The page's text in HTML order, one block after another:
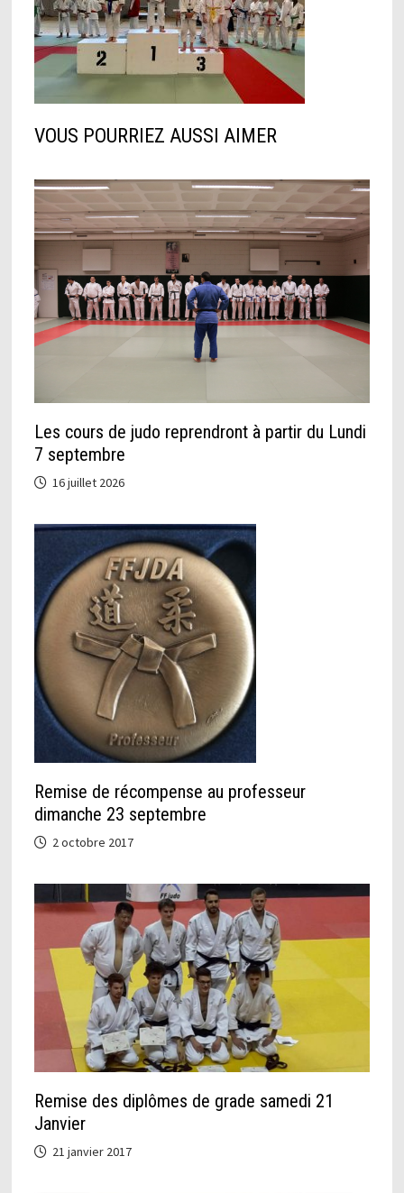
VOUS POURRIEZ AUSSI AIMER
Les cours de judo reprendront à partir du Lundi
7 septembre
16 juillet 2026
Remise de récompense au professeur
dimanche 23 septembre
2 octobre 2017
Remise des diplômes de grade samedi 21
Janvier
21 janvier 2017